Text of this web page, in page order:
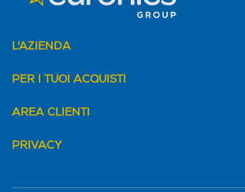
L'AZIENDA
PER I TUOI ACQUISTI
AREA CLIENTI
PRIVACY